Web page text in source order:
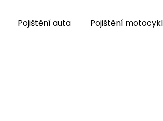
Pojištění auta Pojištění